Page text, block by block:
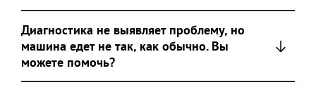
Диагностика не выявляет проблему, но
машина едет не так, как обычно. Вы
можете помочь?